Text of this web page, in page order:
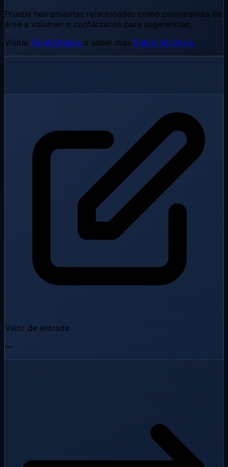
Prueba herramientas relacionadas como conversores de
área a volumen o contáctanos para sugerencias.
Visitar Contáctanos o saber más Sobre nosotros .
Valor de entrada
—